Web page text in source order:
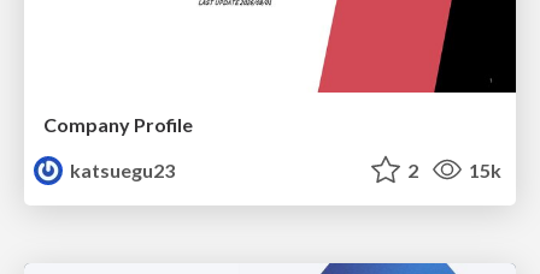
Company Profile
katsuegu23
2 15k